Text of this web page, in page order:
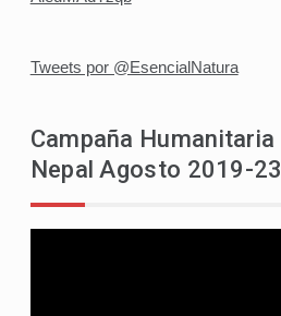
Tweets por @EsencialNatura
Campaña Humanitaria
Nepal Agosto 2019-23